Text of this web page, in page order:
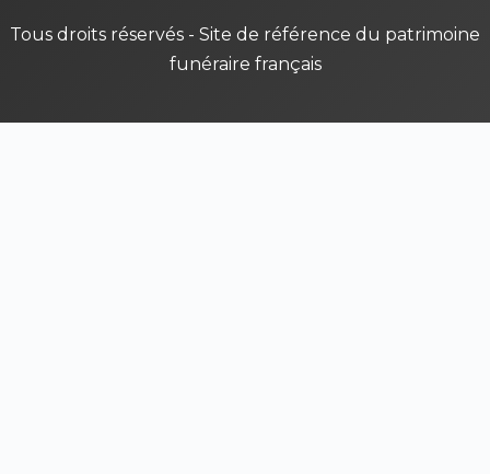
Tous droits réservés - Site de référence du patrimoine
funéraire français